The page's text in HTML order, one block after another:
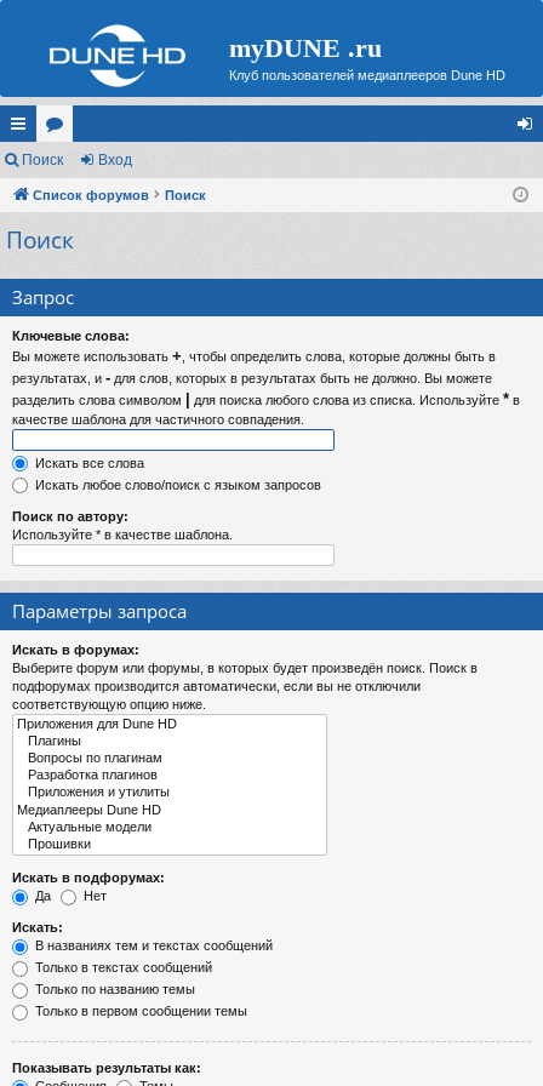
myDUNE .ru
Клуб пользователей медиаплееров Dune HD
с
ы
лк
ор
ум д
Поиск Вход
Список форумов Поиск
Поиск
Запрос
Ключевые слова:
Вы можете использовать + , чтобы определить слова, которые должны быть в
результатах, и - для слов, которых в результатах быть не должно. Вы можете
разделить слова символом | для поиска любого слова из списка. Используйте * в
качестве шаблона для частичного совпадения.
Искать все слова
Искать любое слово/поиск с языком запросов
Поиск по автору:
Используйте * в качестве шаблона.
Параметры запроса
Искать в форумах:
Выберите форум или форумы, в которых будет произведён поиск. Поиск в
подфорумах производится автоматически, если вы не отключили
соответствующую опцию ниже.
Искать в подфорумах:
Да
Нет
Искать:
В названиях тем и текстах сообщений
Только в текстах сообщений
Только по названию темы
Только в первом сообщении темы
Показывать результаты как: